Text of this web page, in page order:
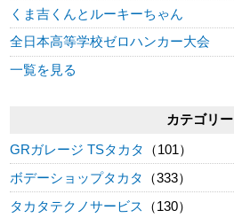
くま吉くんとルーキーちゃん
全日本高等学校ゼロハンカー大会
一覧を見る
カテゴリー
GRガレージ TSタカタ
（101）
ボデーショップタカタ
（333）
タカタテクノサービス
（130）